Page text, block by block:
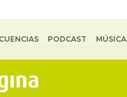
PODCAST MÚSICA